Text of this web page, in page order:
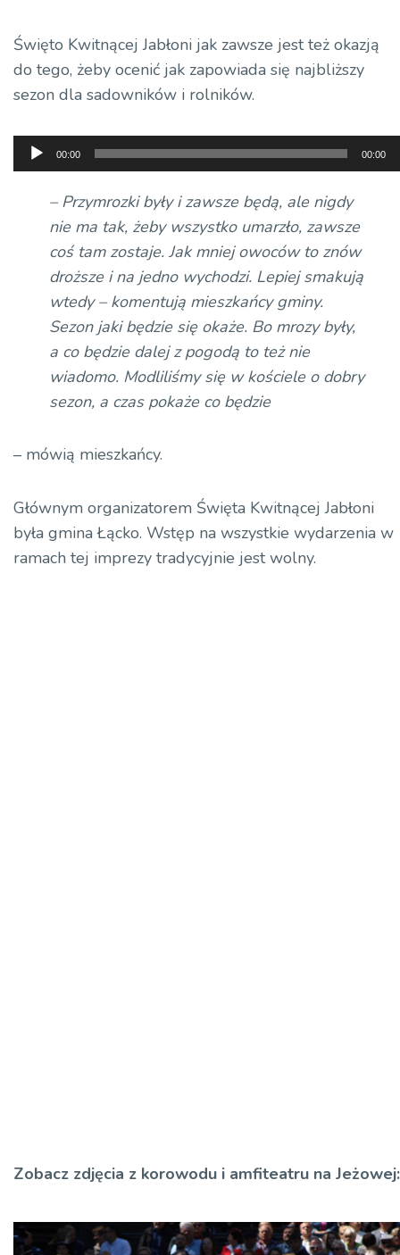
Święto Kwitnącej Jabłoni jak zawsze jest też okazją
do tego, żeby ocenić jak zapowiada się najbliższy
sezon dla sadowników i rolników.
Odtwarzacz
plików
dźwiękowych
00:00 00:00
– Przymrozki były i zawsze będą, ale nigdy
nie ma tak, żeby wszystko umarzło, zawsze
coś tam zostaje. Jak mniej owoców to znów
droższe i na jedno wychodzi. Lepiej smakują
wtedy – komentują mieszkańcy gminy.
Sezon jaki będzie się okaże. Bo mrozy były,
a co będzie dalej z pogodą to też nie
wiadomo. Modliliśmy się w kościele o dobry
sezon, a czas pokaże co będzie
– mówią mieszkańcy.
Głównym organizatorem Święta Kwitnącej Jabłoni
była gmina Łącko. Wstęp na wszystkie wydarzenia w
ramach tej imprezy tradycyjnie jest wolny.
Zobacz zdjęcia z korowodu i amfiteatru na Jeżowej: